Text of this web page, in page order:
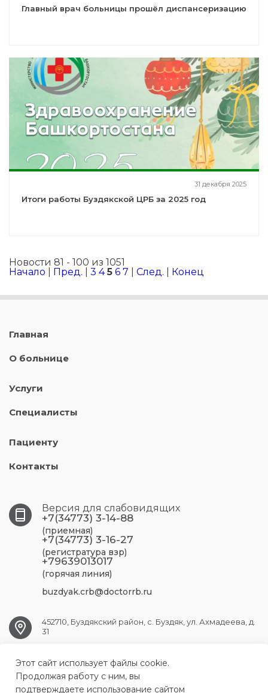
Главный врач больницы прошёл диспансеризацию
31 декабря 2025
Итоги работы Буздякской ЦРБ за 2025 год
Новости 81 - 100 из 1051
Начало
Пред. 3 4 5 6 7 След. Конец
Главная
О больнице
Услуги
Специалисты
Пациенту
Контакты
Версия для слабовидящих
+7(34773) 3-14-88
(приемная)
+7(34773) 3-16-27
(регистратура взр)
+79639013017
(горячая линия)
buzdyak.crb@doctorrb.ru
452710, Буздякский район, с. Буздяк, ул. Ахмадеева, д.
31
BUZDYAK.CRB@doctorrb.ru
Этот сайт использует файлы cookie.
Продолжая работу с ним, вы
подтверждаете использование сайтом